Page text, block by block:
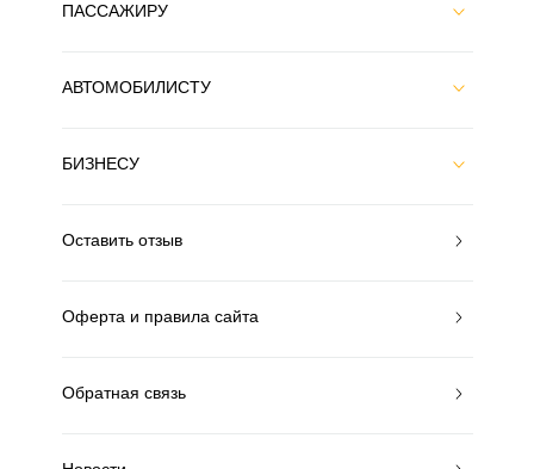
ПАССАЖИРУ
АВТОМОБИЛИСТУ
БИЗНЕСУ
Оставить отзыв
Оферта и правила сайта
Обратная связь